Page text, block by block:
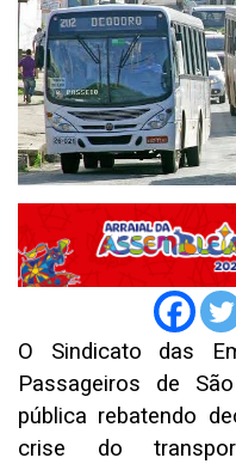
O Sindicato das
Passageiros de
pública rebatendo
crise do